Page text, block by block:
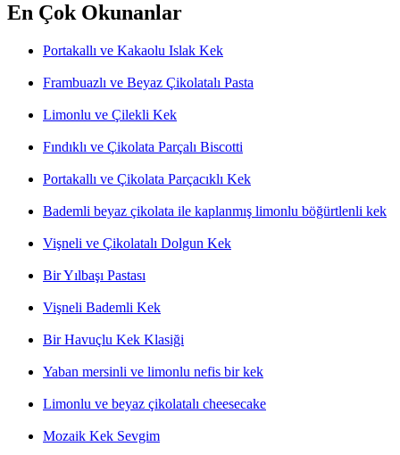
En Çok Okunanlar
Portakallı ve Kakaolu Islak Kek
Frambuazlı ve Beyaz Çikolatalı Pasta
Limonlu ve Çilekli Kek
Fındıklı ve Çikolata Parçalı Biscotti
Portakallı ve Çikolata Parçacıklı Kek
Bademli beyaz çikolata ile kaplanmış limonlu böğürtlenli kek
Vişneli ve Çikolatalı Dolgun Kek
Bir Yılbaşı Pastası
Vişneli Bademli Kek
Bir Havuçlu Kek Klasiği
Yaban mersinli ve limonlu nefis bir kek
Limonlu ve beyaz çikolatalı cheesecake
Mozaik Kek Sevgim